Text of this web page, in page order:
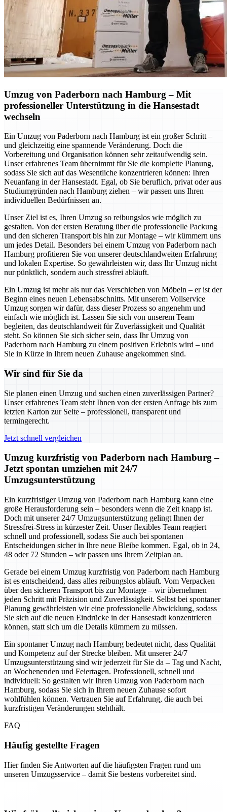
Umzug von Paderborn nach Hamburg – Mit
professioneller Unterstützung in die Hansestadt
wechseln
Ein Umzug von Paderborn nach Hamburg ist ein großer Schritt –
und gleichzeitig eine spannende Veränderung. Doch die
Vorbereitung und Organisation können sehr zeitaufwendig sein.
Unser erfahrenes Team übernimmt für Sie die komplette Planung,
sodass Sie sich auf das Wesentliche konzentrieren können: Ihren
Neuanfang in der Hansestadt. Egal, ob Sie beruflich, privat oder aus
Studiumgründen nach Hamburg ziehen – wir passen uns Ihren
individuellen Bedürfnissen an.
Unser Ziel ist es, Ihren Umzug so reibungslos wie möglich zu
gestalten. Von der ersten Beratung über die professionelle Packung
und den sicheren Transport bis hin zur Montage – wir kümmern uns
um jedes Detail. Besonders bei einem Umzug von Paderborn nach
Hamburg profitieren Sie von unserer deutschlandweiten Erfahrung
und lokalen Expertise. So gewährleisten wir, dass Ihr Umzug nicht
nur pünktlich, sondern auch stressfrei abläuft.
Ein Umzug ist mehr als nur das Verschieben von Möbeln – er ist der
Beginn eines neuen Lebensabschnitts. Mit unserem Vollservice
Umzug sorgen wir dafür, dass dieser Prozess so angenehm und
einfach wie möglich ist. Lassen Sie sich von unserem Team
begleiten, das deutschlandweit für Zuverlässigkeit und Qualität
steht. So können Sie sich sicher sein, dass Ihr Umzug von
Paderborn nach Hamburg zu einem positiven Erlebnis wird – und
Sie in Kürze in Ihrem neuen Zuhause angekommen sind.
Wir sind für Sie da
Sie planen einen Umzug und suchen einen zuverlässigen Partner?
Unser erfahrenes Team steht Ihnen von der ersten Anfrage bis zum
letzten Karton zur Seite – professionell, transparent und
termingerecht.
Jetzt schnell vergleichen
Umzug kurzfristig von Paderborn nach Hamburg –
Jetzt spontan umziehen mit 24/7
Umzugsunterstützung
Ein kurzfristiger Umzug von Paderborn nach Hamburg kann eine
große Herausforderung sein – besonders wenn die Zeit knapp ist.
Doch mit unserer 24/7 Umzugsunterstützung gelingt Ihnen der
Stressfrei-Stress in kürzester Zeit. Unser flexibles Team reagiert
schnell und professionell, sodass Sie auch bei spontanen
Entscheidungen sicher in Ihre neue Bleibe kommen. Egal, ob in 24,
48 oder 72 Stunden – wir passen uns Ihrem Zeitplan an.
Gerade bei einem Umzug kurzfristig von Paderborn nach Hamburg
ist es entscheidend, dass alles reibungslos abläuft. Vom Verpacken
über den sicheren Transport bis zur Montage – wir übernehmen
jeden Schritt mit Präzision und Zuverlässigkeit. Selbst bei spontaner
Planung gewährleisten wir eine professionelle Abwicklung, sodass
Sie sich auf die neuen Eindrücke in der Hansestadt konzentrieren
können, statt sich um die Details kümmern zu müssen.
Ein spontaner Umzug nach Hamburg bedeutet nicht, dass Qualität
und Kompetenz auf der Strecke bleiben. Mit unserer 24/7
Umzugsunterstützung sind wir jederzeit für Sie da – Tag und Nacht,
an Wochenenden und Feiertagen. Professionell, schnell und
individuell: So gestalten wir Ihren Umzug von Paderborn nach
Hamburg, sodass Sie sich in Ihrem neuen Zuhause sofort
wohlfühlen können. Vertrauen Sie auf Erfahrung, die auch bei
kurzfristigen Veränderungen stehthält.
FAQ
Häufig gestellte Fragen
Hier finden Sie Antworten auf die häufigsten Fragen rund um
unseren Umzugsservice – damit Sie bestens vorbereitet sind.